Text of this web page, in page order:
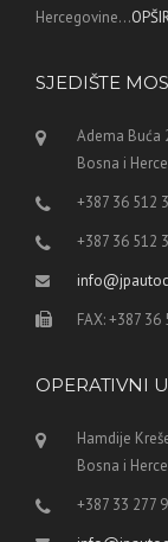
Hercegovine...
SJEDIŠTE
Adema Buća
Bosna i
+387 36 512
+387 36 512
FAX: +387 36
OPERATIVNI
Hamdije
Bosna i
+387 33 277